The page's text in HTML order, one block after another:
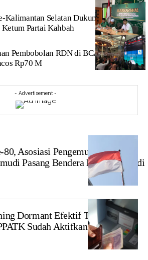
Kalimantan Selatan Dukung Agus
Partai Kahbah
Pembobolan RDN di BCA yang
Rp70 M
- Advertisement -
Asosiasi Pengemudi
Pasang Bendera Merah Putih di
Dormant Efektif Tekan Judol
Sudah Aktifkan Lagi 30 Juta